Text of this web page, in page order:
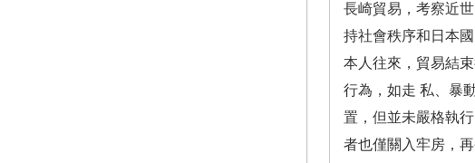
長崎貿易，考察近
持社會秩序和日本
本人往來，貿易結
行為，如走 私、暴
置，但並未嚴格執
者也僅關入牢房，